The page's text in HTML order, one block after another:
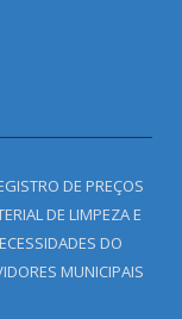
DE PREÇOS
DE LIMPEZA E
DO
MUNICIPAIS